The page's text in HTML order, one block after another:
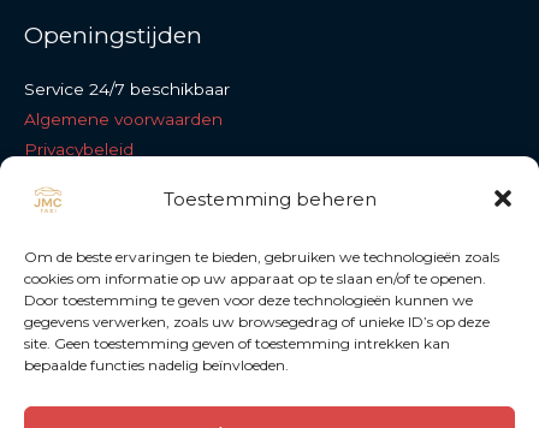
Toestemming beheren
Om de beste ervaringen te bieden, gebruiken we technologieën zoals
cookies om informatie op uw apparaat op te slaan en/of te openen.
Door toestemming te geven voor deze technologieën kunnen we
gegevens verwerken, zoals uw browsegedrag of unieke ID’s op deze
site. Geen toestemming geven of toestemming intrekken kan
bepaalde functies nadelig beïnvloeden.
Openingstijden
Service 24/7 beschikbaar
Algemene voorwaarden
Privacybeleid
Neem contact op
Sterrelaan 27, 2620 Hemiksem
+32 486 62 01 67
contact@jmctaxi.be